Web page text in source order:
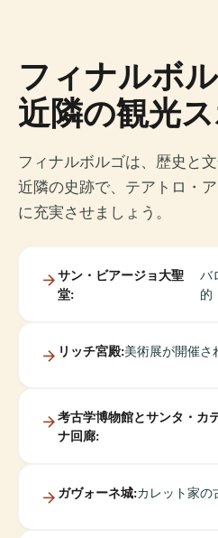
フィナルボ
近隣の観光
フィナルボルゴは、歴史と
近隣の史跡で、テアトロ・
に充実させましょう。
サン・ビアージョ大聖
堂:
バ
的
リッチ宮殿:美術展が開催さ
考古学博物館とサンタ・カ
ナ回廊:
ガヴォーネ城:カレット家の